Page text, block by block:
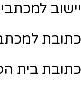
יישוב
כתובת
כתובת בית